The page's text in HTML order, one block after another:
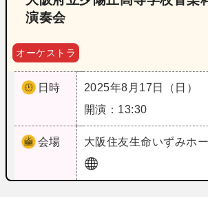
演奏会
オーケストラ
日時
2025年8月17日（日）
開演：13:30
会場 大阪住友生命いずみホ